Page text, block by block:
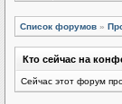
Список форумов »
Кто сейчас на
Сейчас этот форум